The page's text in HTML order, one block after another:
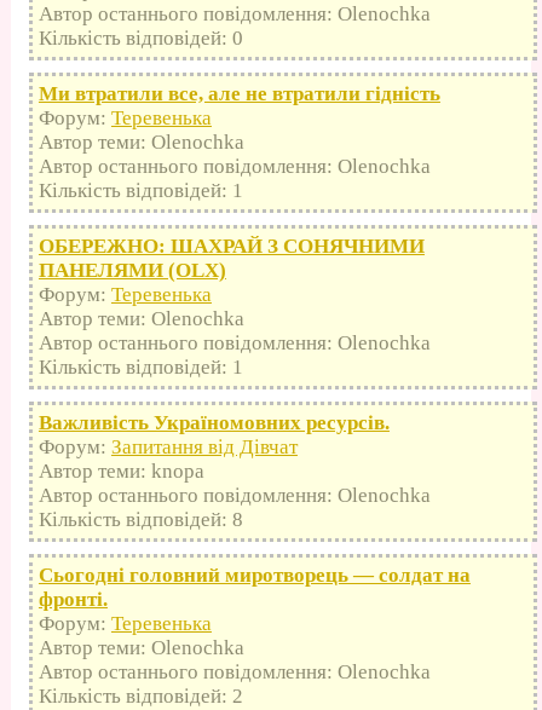
Автор останнього повідомлення: Olenochka
Кількість відповідей: 0
Ми втратили все, але не втратили гідність
Форум: Теревенька
Автор теми: Olenochka
Автор останнього повідомлення: Olenochka
Кількість відповідей: 1
ОБЕРЕЖНО: ШАХРАЙ З СОНЯЧНИМИ
ПАНЕЛЯМИ (OLX)
Форум: Теревенька
Автор теми: Olenochka
Автор останнього повідомлення: Olenochka
Кількість відповідей: 1
Важливість Україномовних ресурсів.
Форум: Запитання від Дівчат
Автор теми: knopa
Автор останнього повідомлення: Olenochka
Кількість відповідей: 8
Сьогодні головний миротворець — солдат на
фронті.
Форум: Теревенька
Автор теми: Olenochka
Автор останнього повідомлення: Olenochka
Кількість відповідей: 2